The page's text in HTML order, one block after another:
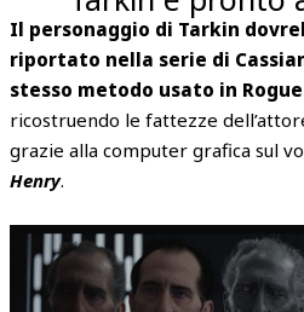
Il personaggio di Tarkin
riportato nella serie di
stesso metodo usato in Rogue
ricostruendo le fattezze
grazie alla computer grafica sul
Henry.